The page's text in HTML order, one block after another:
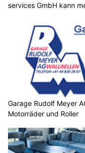
services GmbH kann
Garage Rudolf Meyer
Motorräder und Roller